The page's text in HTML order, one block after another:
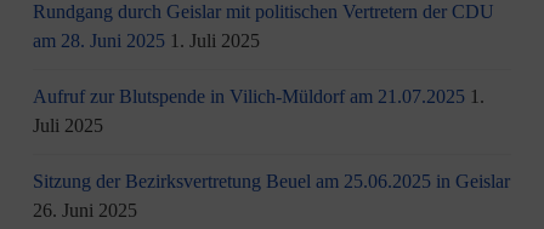
Rundgang durch Geislar mit politischen Vertretern der CDU
am 28. Juni 2025 1. Juli 2025
Aufruf zur Blutspende in Vilich-Müldorf am 21.07.2025 1.
Juli 2025
Sitzung der Bezirksvertretung Beuel am 25.06.2025 in Geislar
26. Juni 2025